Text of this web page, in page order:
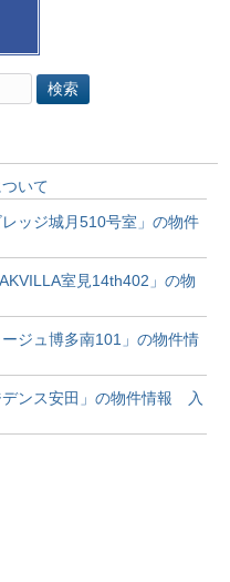
いて
ッジ城月510号室」の物件
室見14th402」の物
ジュ博多南101」の物件情
ンス安田」の物件情報 入